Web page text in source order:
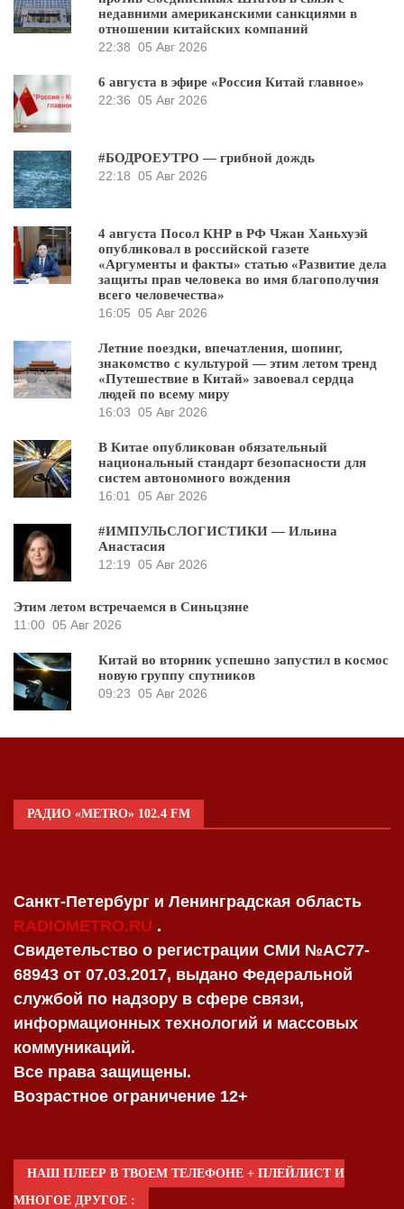
недавними американскими санкциями в
отношении китайских компаний
22:38 05 Авг 2026
6 августа в эфире «Россия Китай главное»
22:36 05 Авг 2026
#БОДРОЕУТРО — грибной дождь
22:18 05 Авг 2026
4 августа Посол КНР в РФ Чжан Ханьхуэй
опубликовал в российской газете
«Аргументы и факты» статью «Развитие дела
защиты прав человека во имя благополучия
всего человечества»
16:05 05 Авг 2026
Летние поездки, впечатления, шопинг,
знакомство с культурой — этим летом тренд
«Путешествие в Китай» завоевал сердца
людей по всему миру
16:03 05 Авг 2026
В Китае опубликован обязательный
национальный стандарт безопасности для
систем автономного вождения
16:01
05 Авг 2026
#ИМПУЛЬСЛОГИСТИКИ — Ильина
Анастасия
12:19 05 Авг 2026
Этим летом встречаемся в Синьцзяне
11:00 05 Авг 2026
Китай во вторник успешно запустил в космос
новую группу спутников
09:23 05 Авг 2026
РАДИО «METRO» 102.4 FM
Санкт-Петербург и Ленинградская область
RADIOMETRO.RU .
Свидетельство о регистрации СМИ №AC77-
68943 от 07.03.2017, выдано Федеральной
службой по надзору в сфере связи,
информационных технологий и массовых
коммуникаций.
Все права защищены.
Возрастное ограничение 12+
НАШ ПЛЕЕР В ТВОЕМ ТЕЛЕФОНЕ + ПЛЕЙЛИСТ И
МНОГОЕ ДРУГОЕ :